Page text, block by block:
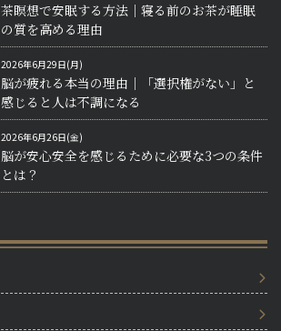
茶瞑想で安眠する方法｜寝る前のお茶が睡眠
の質を高める理由
2026年6月29日(月)
脳が疲れる本当の理由｜「選択権がない」と
感じると人は不調になる
2026年6月26日(金)
脳が安心安全を感じるために必要な3つの条件
とは？